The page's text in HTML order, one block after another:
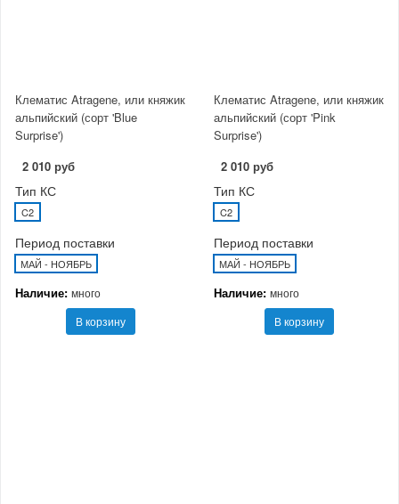
Клематис Atragene, или княжик
альпийский (сорт 'Blue
Surprise')
2 010 руб
Тип КС
C2
Период поставки
МАЙ - НОЯБРЬ
Наличие: много
В корзину
Клематис Atragene, или княжик
альпийский (сорт 'Pink
Surprise')
2 010 руб
Тип КС
C2
Период поставки
МАЙ - НОЯБРЬ
Наличие: много
В корзину